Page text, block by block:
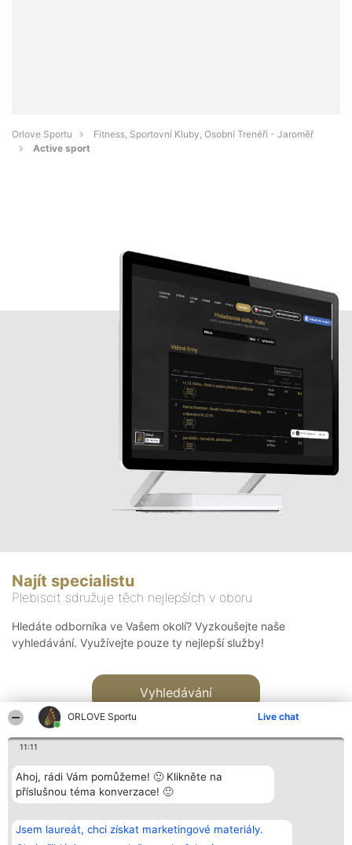
ORLOVE Sportu Live chat
11:11
Ahoj, rádi Vám pomůžeme! 🙂 Klikněte na
příslušnou téma konverzace! 🙂
Jsem laureát, chci získat marketingové materiály.
Orlove Sportu
Fitness, Sportovní Kluby, Osobní Trenéři - Jaroměř
Active sport
Najít specialistu
Plebiscit sdružuje těch nejlepších v oboru
Hledáte odborníka ve Vašem okolí? Vyzkoušejte naše
vyhledávání. Využívejte pouze ty nejlepší služby!
Vyhledávání
Bright Side Solutions sp. z o.
o. sp. k.
ul. Ruska 22
Vítězové
Seznam všech
laureátů
Kontakt